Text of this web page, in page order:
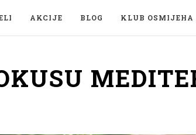
AKCIJE BLOG KLUB OSMIJEHA